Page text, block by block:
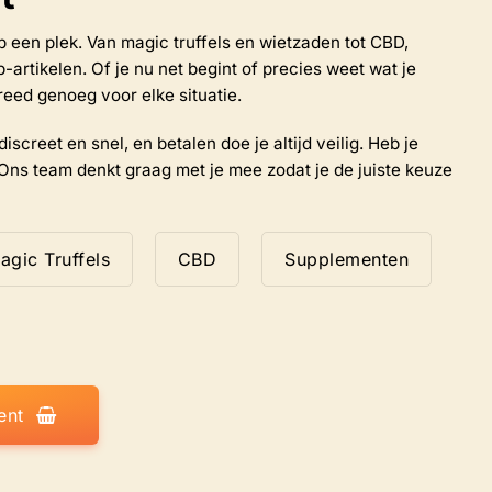
plek. Van magic truffels en wietzaden tot CBD,
artikelen. Of je nu net begint of precies weet wat je
genoeg voor elke situatie.
en snel, en betalen doe je altijd veilig. Heb je
team denkt graag met je mee zodat je de juiste keuze
Truffels CBD Supplementen